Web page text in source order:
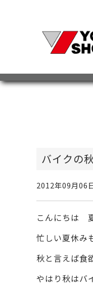
バイクの秋
2012年09月06
こんにちは
忙しい夏休み
秋と言えば食
やはり秋はバ